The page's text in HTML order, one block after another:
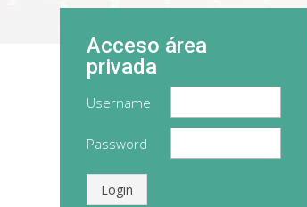
Acceso área
privada
Username
Password
Login